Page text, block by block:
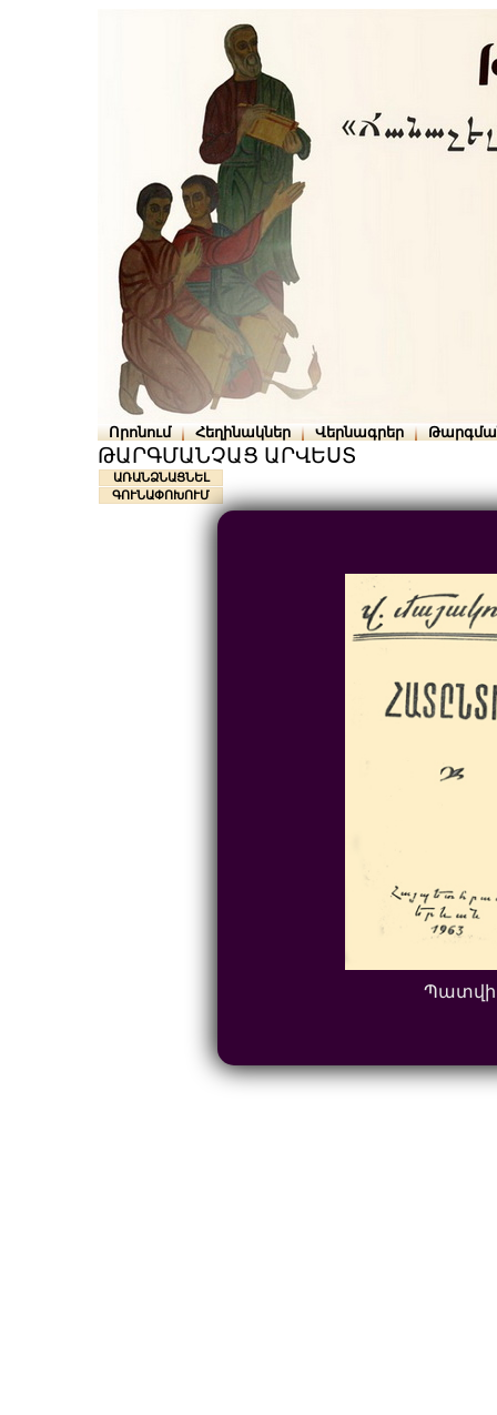
Որոնում Հեղինակներ Վերնագրեր
ԹԱՐԳՄԱՆՉԱՑ ԱՐՎԵՍՏ
ԱՌԱՆՁՆԱՑՆԵԼ
ԳՈՒՆԱՓՈԽՈՒՄ